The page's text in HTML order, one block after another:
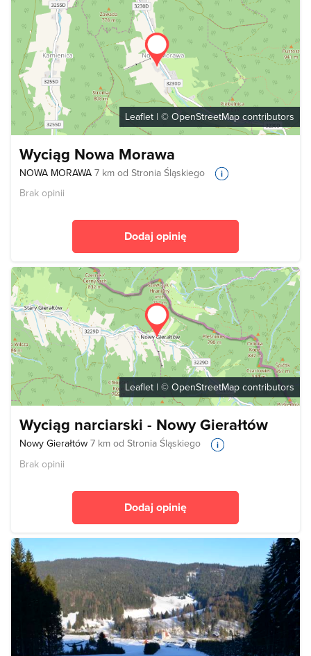
Leaflet | © OpenStreetMap contributors
Wyciąg Nowa Morawa
NOWA MORAWA 7 km od Stronia Śląskiego
Brak opinii
Dodaj opinię
Leaflet | © OpenStreetMap contributors
Wyciąg narciarski - Nowy Gierałtów
Nowy Gierałtów 7 km od Stronia Śląskiego
Brak opinii
Dodaj opinię